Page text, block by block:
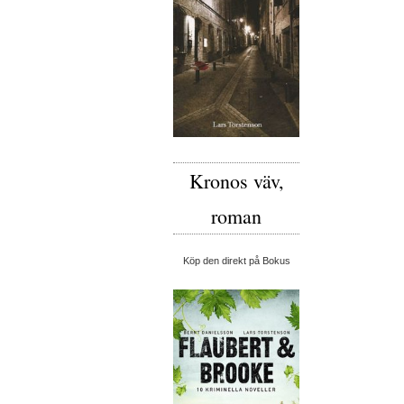
Kronos väv,
roman
Köp den direkt på Bokus